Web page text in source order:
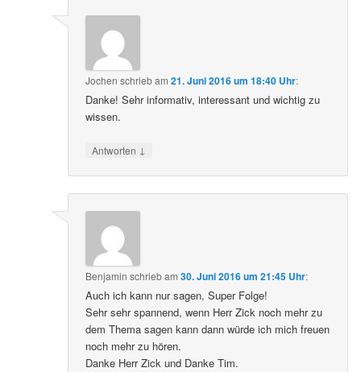
Jochen schriebam21. Juni 2016 um 18:40 Uhr:
Danke! Sehr informativ, interessant und wichtig zu
wissen.
Antworten ↓
Benjamin schriebam30. Juni 2016 um 21:45 Uhr:
Auch ich kann nur sagen, Super Folge!
Sehr sehr spannend, wenn Herr Zick noch mehr zu
dem Thema sagen kann dann würde ich mich freuen
noch mehr zu hören.
Danke Herr Zick und Danke Tim.